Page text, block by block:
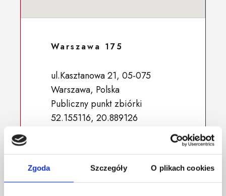
Zgoda Szczegóły O plikach cookies
Warszawa 175
ul.Kasztanowa 21, 05-075
Warszawa, Polska
Publiczny punkt zbiórki
52.155116, 20.889126